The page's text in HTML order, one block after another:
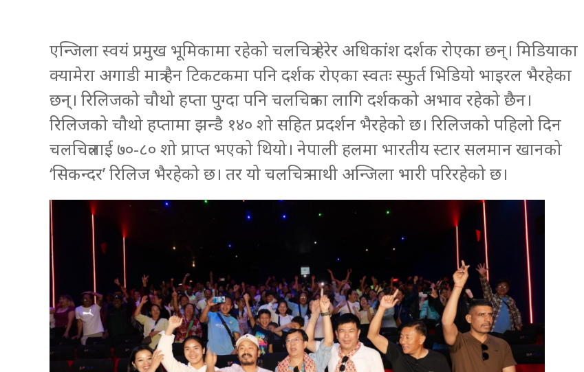
एन्जिला स्वयं प्रमुख भूमिकामा रहेको चलचित्र हेरेर अधिकांश दर्शक रोएका छन्। मिडियाका
क्यामेरा अगाडी मात्र हैन टिकटकमा पनि दर्शक रोएका स्वतः स्फुर्त भिडियो भाइरल भैरहेका
छन्। रिलिजको चौथो हप्ता पुग्दा पनि चलचित्रका लागि दर्शकको अभाव रहेको छैन।
रिलिजको चौथो हप्तामा झन्डै १४० शो सहित प्रदर्शन भैरहेको छ। रिलिजको पहिलो दिन
चलचित्रलाई ७०-८० शो प्राप्त भएको थियो। नेपाली हलमा भारतीय स्टार सलमान खानको
‘सिकन्दर’ रिलिज भैरहेको छ। तर यो चलचित्र माथी अन्जिला भारी परिरहेको छ।